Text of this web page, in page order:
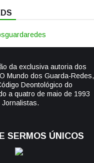
da exclusiva autoria dos
Mundo dos Guarda-Redes,
Deontológico do
a quatro de maio de 1993
Jornalistas.
SERMOS ÚNICOS